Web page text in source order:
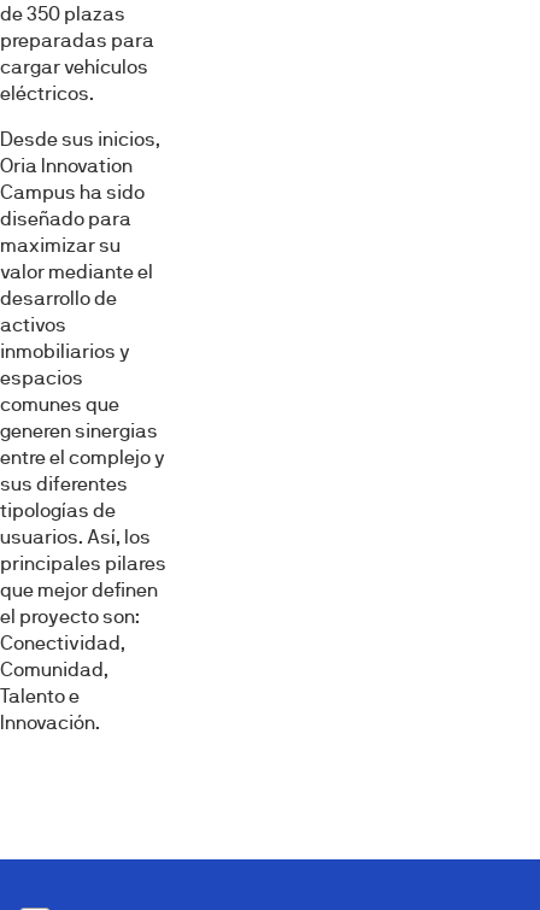
de 350 plazas
preparadas para
cargar vehículos
eléctricos.
Desde sus inicios,
Oria Innovation
Campus ha sido
diseñado para
maximizar su
valor mediante el
desarrollo de
activos
inmobiliarios y
espacios
comunes que
generen sinergias
entre el complejo y
sus diferentes
tipologías de
usuarios. Así, los
principales pilares
que mejor definen
el proyecto son:
Conectividad,
Comunidad,
Talento e
Innovación.